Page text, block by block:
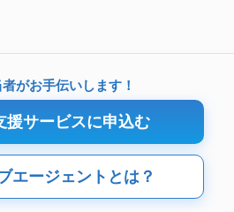
がお手伝いします！
援サービスに申込む
エージェントとは？